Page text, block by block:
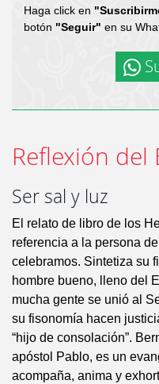
Haga click en
botón "Seguir" en su
Reflexión del
Ser sal y luz
El relato de libro de los
referencia a la persona
celebramos. Sintetiza su
hombre bueno, lleno del
mucha gente se unió al
su fisonomía hacen
“hijo de consolación”.
apóstol Pablo, es un
acompaña, anima y